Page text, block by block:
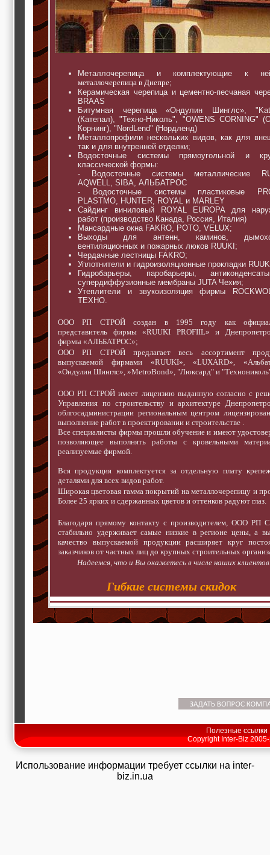
Металлочерепица и комплектующие к
металлочерепица в Днепре;
Керамическая черепица и цементно-песчаная
BRAAS
Битумная черепица «Ондулин Шинглс»,
(Катепал), "Техно-Николь", "OWENS CORNING"
Корнинг), "NordLend" (Нордленд)
Металлопрофили нескольких видов, как для
так и для внутренней отделки;
Водосточные системы прямоугольной и
классической формы:
- Водосточные системы металлические
AQWELL, SIBA, АЛЬБАТРОС
- Водосточные системы пластиковые
PLASTMO, HUNTER, ROYAL и MARLEY
Сайдинг виниловый ROYAL EUROPA для
работ (производство Канада, Россия, Италия)
Мансардные окна FAKRO, POTO, VELUX;
Выходы для антенн, каминов,
вентиляционных и пожарных люков RUUKI;
Чердачные лестницы FAKRO;
Уплотнители и гидроизоляционные прокладки
Гидробарьеры, паробарьеры,
супердиффузионные мембраны JUTA Чехия;
Утеплители и звукоизоляция фирмы
ТЕХНО.
ООО РП СТРОЙ создан в 1995 году как
представитель фирмы «RUUKI PROFIIL» и
фирмы «АЛЬБАТРОС»;
ООО РП СТРОЙ предлагает весь ассортимент
выпускаемой фирмами «RUUKI», «LUXARD»,
«Ондулин Шинглс», »MetroBond», "Люксард" и
ООО РП СТРОЙ имеет лицензию выданную согласно с
Управления по строительству и архитектуре
облгосадминистрации региональным центром
выполнение работ в проектировании и строительстве .
Все специалисты фирмы прошли обучение и имеют
позволяющее выполнять работы с кровельными
реализуемые фирмой.
Вся продукция комплектуется за отдельную плату
деталями для всех видов работ.
Широкая цветовая гамма покрытий на металлочерепицу и
Более 25 ярких и сдержанных цветов и оттенков радуют глаз.
Благодаря прямому контакту с производителем, ООО РП
стабильно удерживает самые низкие в регионе цены, а
качество выпускаемой продукции расширяет круг
заказчиков от частных лиц до крупных строительных
Надеемся, что и Вы окажетесь в числе наших
Гибкие системы скидок
Полезные ссылки
Copyright Inter-Biz
Использование информации требует ссылки на inter-
biz.in.ua